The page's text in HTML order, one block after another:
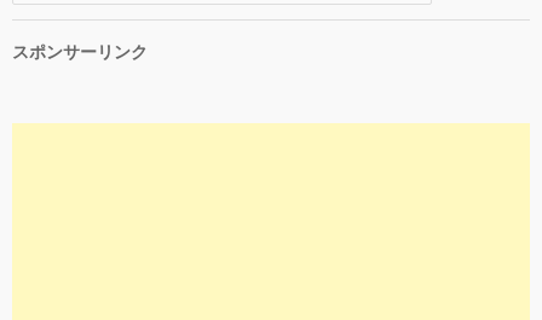
スポンサーリンク